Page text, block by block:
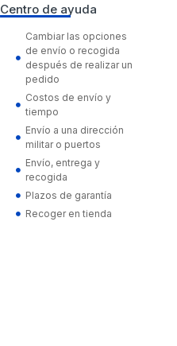
Centro de ayuda
Cambiar las opciones
de envío o recogida
después de realizar un
pedido
Costos de envío y
tiempo
Envío a una dirección
militar o puertos
Envío, entrega y
recogida
Plazos de garantía
Recoger en tienda